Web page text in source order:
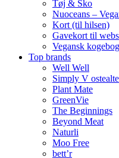
Tøj & Sko
Nuoceans –
Kort (til hilsen)
Gavekort til
Vegansk
Top brands
Well Well
Simply V
Plant Mate
GreenVie
The Beginnings
Beyond Meat
Naturli
Moo Free
bett’r